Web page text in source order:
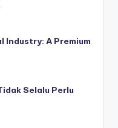
Industry: A Premium
Selalu Perlu